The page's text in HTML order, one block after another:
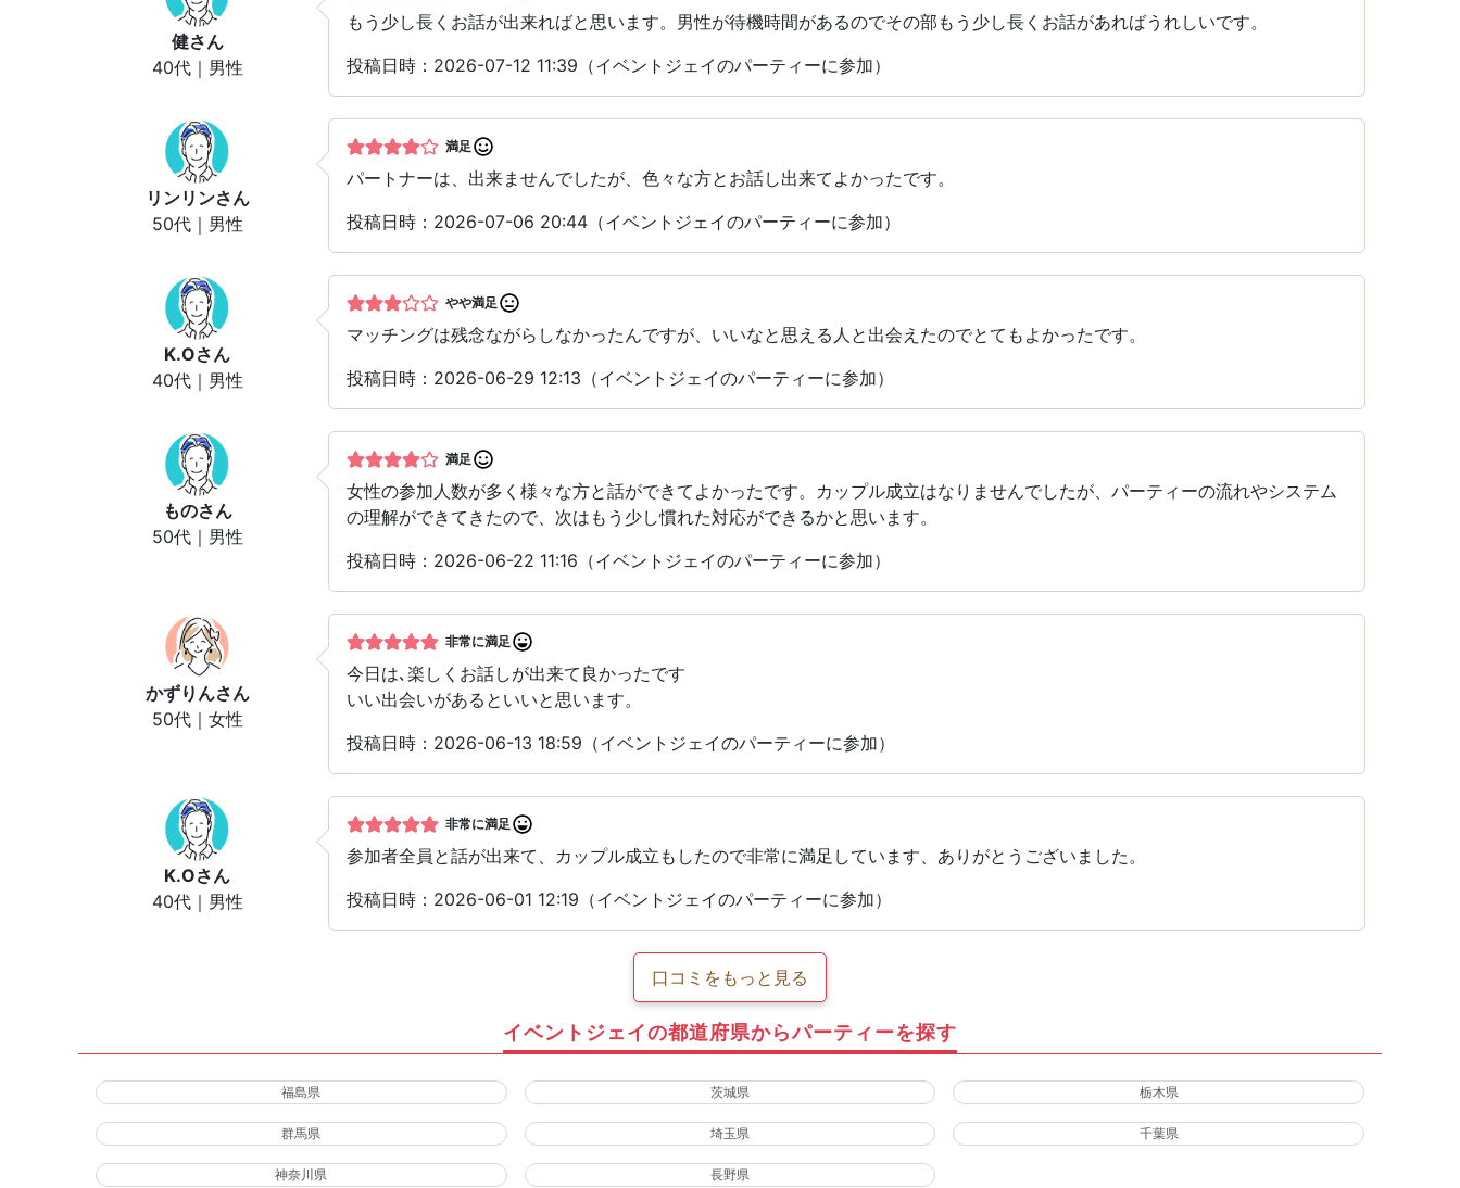
健さん
40代｜男性
もう少し長くお話が出来ればと思います。男性が待機時間があるのでその部もう少し長くお話があればうれしいです。
投稿日時：2026-07-12 11:39（イベントジェイのパーティーに参加）
リンリンさん
50代｜男性
満足
パートナーは、出来ませんでしたが、色々な方とお話し出来てよかったです。
投稿日時：2026-07-06 20:44（イベントジェイのパーティーに参加）
K.Oさん
40代｜男性
やや満足
マッチングは残念ながらしなかったんですが、いいなと思える人と出会えたのでとてもよかったです。
投稿日時：2026-06-29 12:13（イベントジェイのパーティーに参加）
ものさん
50代｜男性
満足
女性の参加人数が多く様々な方と話ができてよかったです。カップル成立はなりませんでしたが、パーティーの流れやシステム
の理解ができてきたので、次はもう少し慣れた対応ができるかと思います。
投稿日時：2026-06-22 11:16（イベントジェイのパーティーに参加）
かずりんさん
50代｜女性
非常に満足
今日は､楽しくお話しが出来て良かったです
いい出会いがあるといいと思います。
投稿日時：2026-06-13 18:59（イベントジェイのパーティーに参加）
K.Oさん
40代｜男性
非常に満足
参加者全員と話が出来て、カップル成立もしたので非常に満足しています、ありがとうございました。
投稿日時：2026-06-01 12:19（イベントジェイのパーティーに参加）
口コミをもっと見る
イベントジェイの都道府県からパーティーを探す
福島県 茨城県 栃木県
群馬県 埼玉県 千葉県
神奈川県 長野県